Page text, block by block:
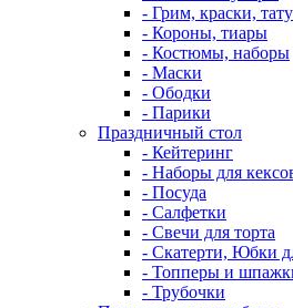
- Грим, краски, тату
- Короны, тиары
- Костюмы, наборы
- Маски
- Ободки
- Парики
Праздничный стол
- Кейтеринг
- Наборы для
- Посуда
- Салфетки
- Свечи для торта
- Скатерти, Юбки
- Топперы и
- Трубочки